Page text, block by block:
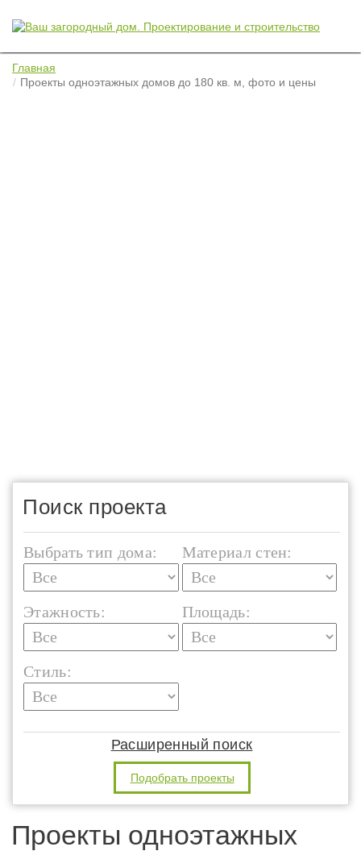
Главная
Проекты одноэтажных домов до 180 кв. м, фото и цены
Поиск проекта
Выбрать тип дома: Материал стен:
Этажность: Площадь:
Стиль:
Расширенный поиск
Подобрать проекты
Проекты одноэтажных